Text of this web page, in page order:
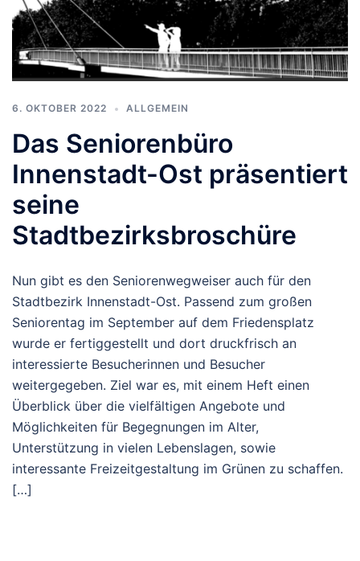
6. OKTOBER 2022 ALLGEMEIN
Das Seniorenbüro
Innenstadt-Ost präsentiert
seine
Stadtbezirksbroschüre
Nun gibt es den Seniorenwegweiser auch für den
Stadtbezirk Innenstadt-Ost. Passend zum großen
Seniorentag im September auf dem Friedensplatz
wurde er fertiggestellt und dort druckfrisch an
interessierte Besucherinnen und Besucher
weitergegeben. Ziel war es, mit einem Heft einen
Überblick über die vielfältigen Angebote und
Möglichkeiten für Begegnungen im Alter,
Unterstützung in vielen Lebenslagen, sowie
interessante Freizeitgestaltung im Grünen zu schaffen.
[…]